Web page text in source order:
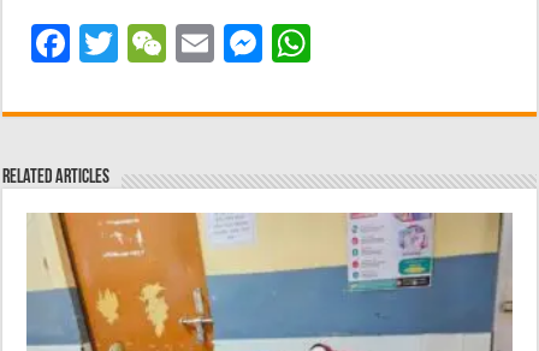
F
c
e
b
o
o
k
T
it
r
W
C
at
E
ai
M
ss
n
er
at
A
p
Related Articles